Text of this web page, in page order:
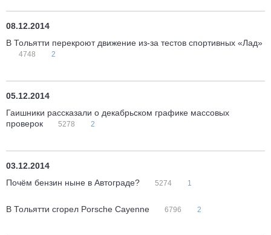
08.12.2014
В Тольятти перекроют движение из-за тестов спортивных «Лад»
4748 2
05.12.2014
Гаишники рассказали о декабрьском графике массовых
проверок
5278 2
03.12.2014
Почём бензин ныне в Автограде?
5274 1
В Тольятти сгорел Porsche Cayenne 6796 2